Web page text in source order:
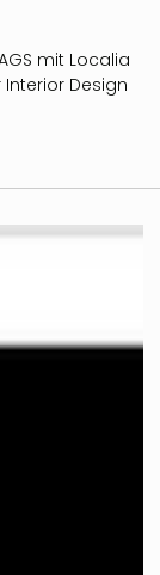
&
Design